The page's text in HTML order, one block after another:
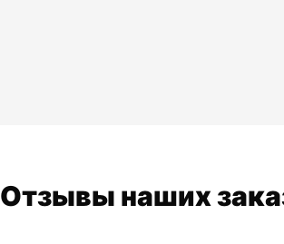
Отзывы наших